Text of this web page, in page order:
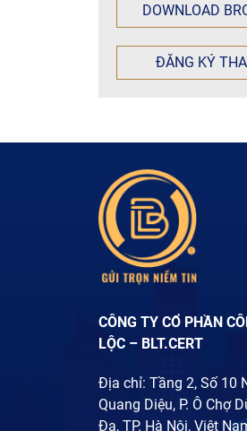
DOWNLOAD
ĐĂNG KÝ
CÔNG TY CỔ PHẦN
LỘC – BLT.CERT
Địa chỉ: Tầng 2, Số 10
Quang Diệu, P. Ô Chợ
Đa, TP. Hà Nội, Việt